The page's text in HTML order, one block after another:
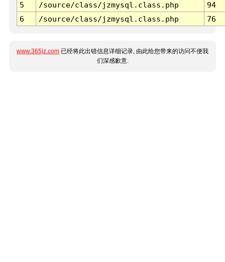
5
/source/class/jzmysql.class.php
94
6
/source/class/jzmysql.class.php 76
www.365jz.com 已经将此出错信息详细记录, 由此给您带来的访问不便我
们深感歉意.